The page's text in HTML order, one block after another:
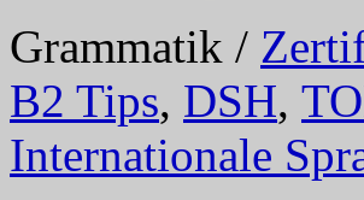
Grammatik /
B2 Tips, DSH,
Internationale